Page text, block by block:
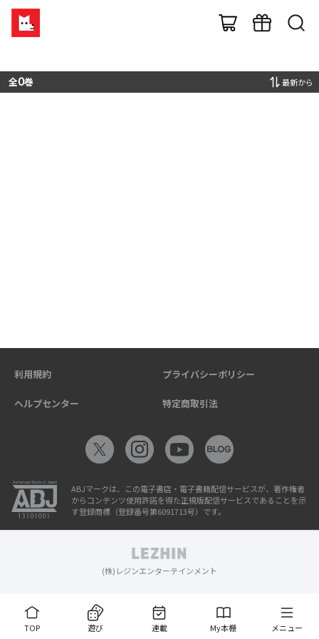
全0巻 最新から
TOP 遊び 連載 My本棚 メニュー
利用規約 プライバシーポリシー
ヘルプセンター 特定商取引法
ABJマークは、この電子書店・電子書籍配信サービスが、著作権者
からコンテンツ使用許諾を得た正規版配信サービスであることを示
す登録商標（登録番号第6091713号）です。
(株)レジンエンターテインメント